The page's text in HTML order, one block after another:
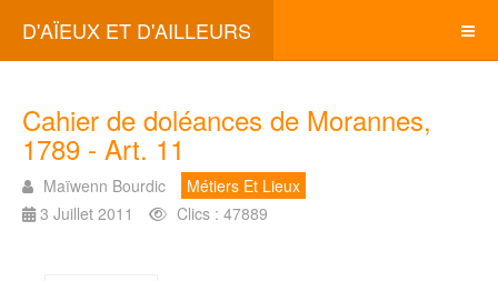
D'AÏEUX ET D'AILLEURS
Cahier de doléances de Morannes,
1789 - Art. 11
Maïwenn Bourdic
Métiers Et Lieux
3 Juillet 2011
Clics : 47889